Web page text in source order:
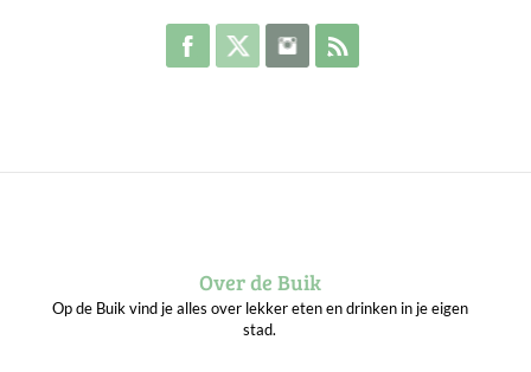
Volg de Buik op Facebook
Volg de Buik op Twitter
Volg de Buik op Instagram
Over de Buik
Op de Buik vind je alles over lekker eten en drinken in je eigen
stad.